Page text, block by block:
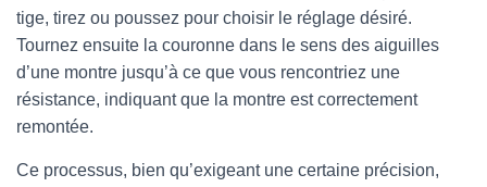
tige, tirez ou poussez pour choisir le réglage désiré.
Tournez ensuite la couronne dans le sens des aiguilles
d’une montre jusqu’à ce que vous rencontriez une
résistance, indiquant que la montre est correctement
remontée.
Ce processus, bien qu’exigeant une certaine précision,